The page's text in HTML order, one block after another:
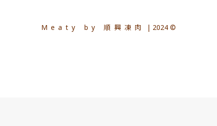
Meaty by 順興凍肉 | 2024 ©